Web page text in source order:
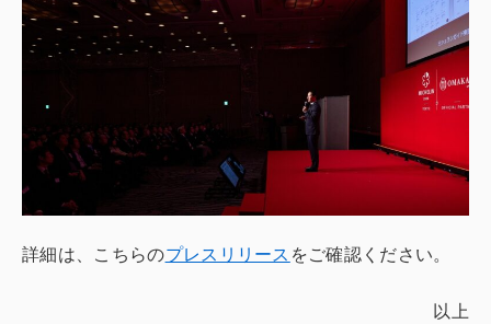
詳細は、こちらのプレスリリース をご確認ください。
以上